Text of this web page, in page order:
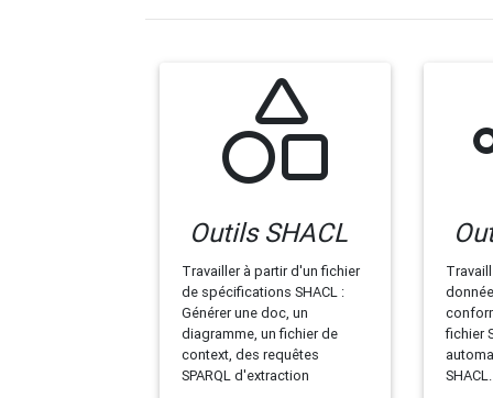
Outils SHACL
Travailler à partir d'un fichier
de spécifications SHACL :
Générer une doc, un
diagramme, un fichier de
context, des requêtes
SPARQL d'extraction
fichier
SHACL.